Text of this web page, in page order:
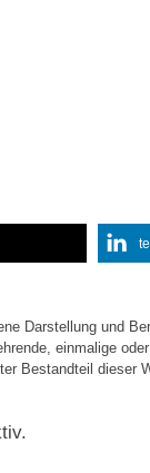
Darstellung und
einmalige
Bestandteil